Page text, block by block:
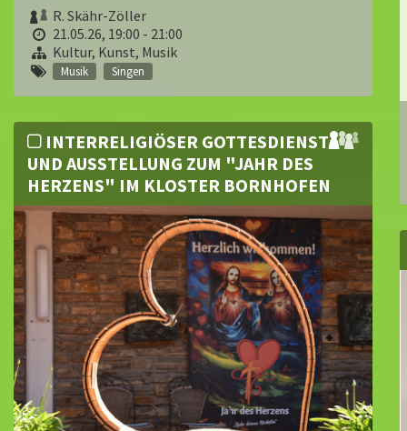
R. Skähr-Zöller
21.05.26, 19:00 - 21:00
Kultur, Kunst, Musik
Musik Singen
INTERRELIGIÖSER GOTTESDIENST
UND AUSSTELLUNG ZUM "JAHR DES
HERZENS" IM KLOSTER BORNHOFEN